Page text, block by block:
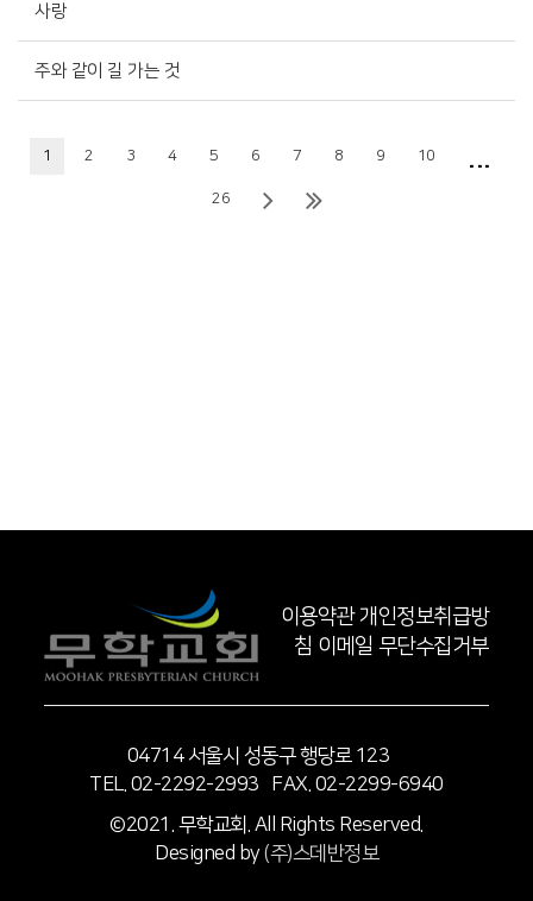
사랑
주와 같이 길 가는 것
1 2 3 4 5 6 7 8 9 10 ...
26
이용약관 개인정보취급방
침 이메일 무단수집거부
04714 서울시 성동구 행당로 123
TEL. 02-2292-2993 FAX. 02-2299-6940
©2021. 무학교회. All Rights Reserved.
Designed by(주)스데반정보